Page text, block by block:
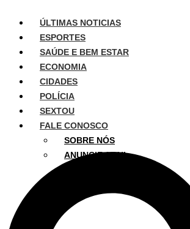
ÚLTIMAS NOTICIAS
ESPORTES
SAÚDE E BEM ESTAR
ECONOMIA
CIDADES
POLÍCIA
SEXTOU
FALE CONOSCO
SOBRE NÓS
ANUNCIE AQUI